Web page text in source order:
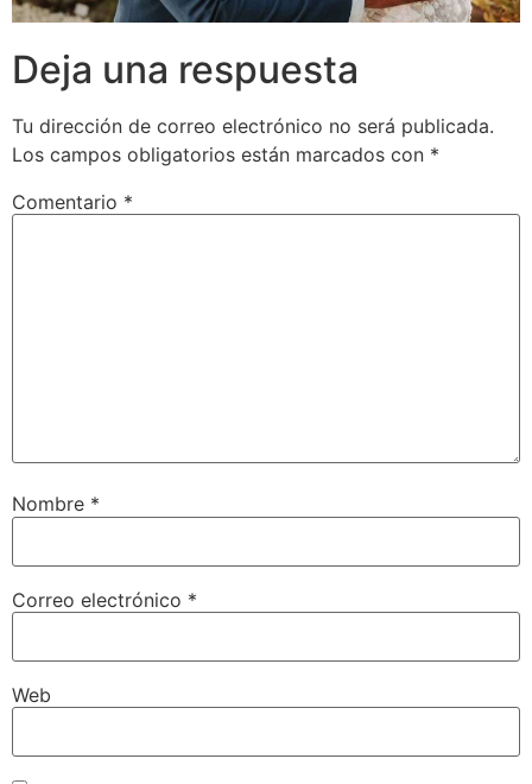
Deja una respuesta
Tu dirección de correo electrónico no será publicada.
Los campos obligatorios están marcados con *
Comentario *
Nombre *
Correo electrónico *
Web